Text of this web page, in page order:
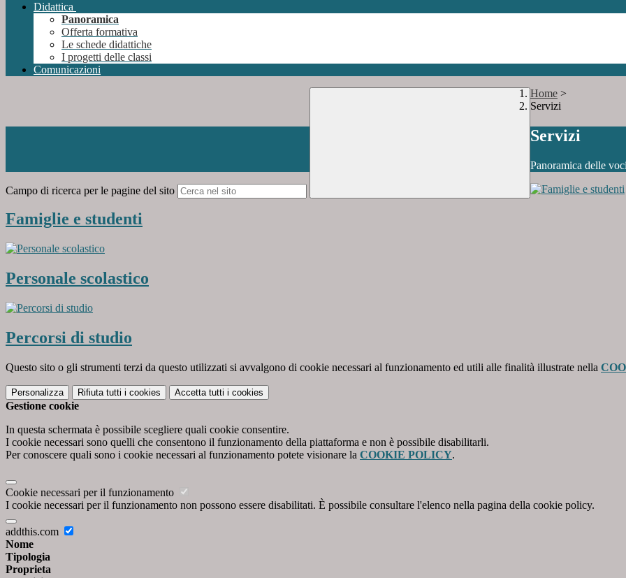
Didattica
Panoramica
Offerta formativa
Le schede didattiche
I progetti delle classi
Comunicazioni
Campo di ricerca per le pagine del sito
Home >
Servizi
Servizi
Panoramica delle
Famiglie e studenti
Personale scolastico
Percorsi di studio
Questo sito o gli strumenti terzi da questo utilizzati si avvalgono di cookie necessari al funzionamento ed utili alle finalità illustrate nella
Personalizza Rifiuta tutti i cookies Accetta tutti i cookies
Gestione cookie
In questa schermata è possibile scegliere quali cookie consentire.
I cookie necessari sono quelli che consentono il funzionamento della piattaforma e non è possibile disabilitarli.
Per conoscere quali sono i cookie necessari al funzionamento potete visionare la COOKIE POLICY.
Cookie necessari per il funzionamento
I cookie necessari per il funzionamento non possono essere disabilitati. È possibile consultare l'elenco nella pagina della cookie policy.
addthis.com
Nome
Tipologia
Proprieta